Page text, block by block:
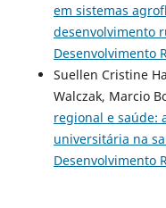
em sistemas
desenvolvimento
Desenvolvimento
Suellen Cristine
Walczak, Marcio
regional e saúde:
universitária na
Desenvolvimento